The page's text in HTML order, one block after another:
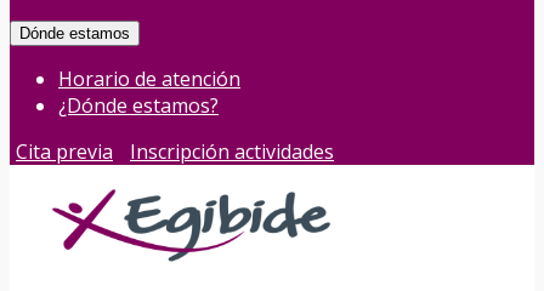
Dónde estamos
Horario de atención
¿Dónde estamos?
Cita previa
Inscripción actividades